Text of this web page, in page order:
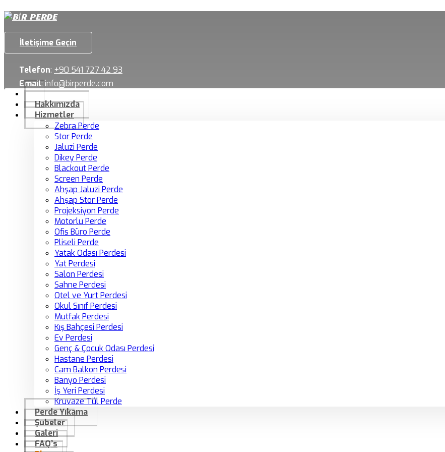
İletişime Geçin
Telefon: +90 541 727 42 93
Email:info@birperde.com
Hakkımızda
Hizmetler
Zebra Perde
Stor Perde
Jaluzi Perde
Dikey Perde
Blackout Perde
Screen Perde
Ahşap Jaluzi Perde
Ahşap Stor Perde
Projeksiyon Perde
Motorlu Perde
Ofis Büro Perde
Pliseli Perde
Yatak Odası Perdesi
Yat Perdesi
Salon Perdesi
Sahne Perdesi
Otel ve Yurt Perdesi
Okul Sınıf Perdesi
Mutfak Perdesi
Kış Bahçesi Perdesi
Ev Perdesi
Genç & Çocuk Odası Perdesi
Hastane Perdesi
Cam Balkon Perdesi
Banyo Perdesi
İş Yeri Perdesi
Kruvaze Tül Perde
Perde Yıkama
Şubeler
Galeri
FAQ’s